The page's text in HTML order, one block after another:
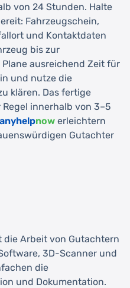
von 24 Stunden. Halte
Fahrzeugschein,
und Kontaktdaten
bis zur
ausreichend Zeit für
und nutze die
klären. Das fertige
innerhalb von 3–5
anyhelpnow erleichtern
Gutachter
die Arbeit von Gutachtern
3D-Scanner und
die
und Dokumentation.